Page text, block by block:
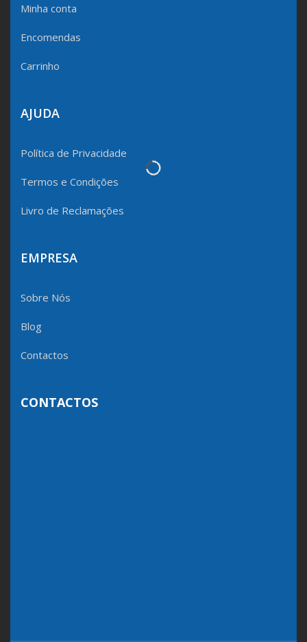
Minha conta
Encomendas
Carrinho
AJUDA
Política de Privacidade
Termos e Condições
Livro de Reclamações
EMPRESA
Sobre Nós
Blog
Contactos
CONTACTOS